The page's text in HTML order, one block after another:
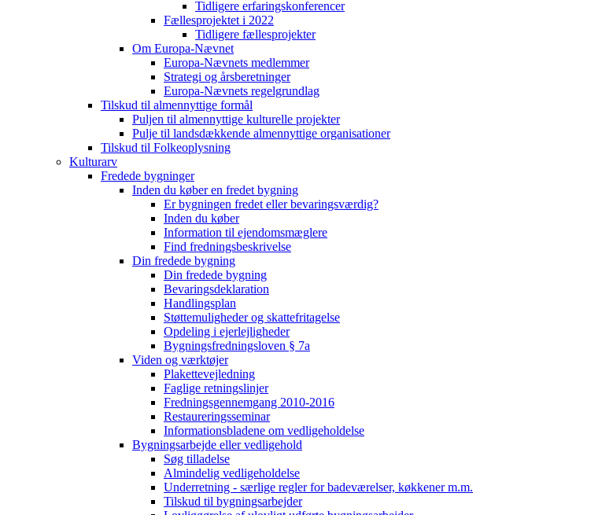
Tidligere erfaringskonferencer
Fællesprojektet i 2022
Tidligere fællesprojekter
Om Europa-Nævnet
Europa-Nævnets medlemmer
Strategi og årsberetninger
Europa-Nævnets regelgrundlag
Tilskud til almennyttige formål
Puljen til almennyttige kulturelle projekter
Pulje til landsdækkende almennyttige organisationer
Tilskud til Folkeoplysning
Kulturarv
Fredede bygninger
Inden du køber en fredet bygning
Er bygningen fredet eller bevaringsværdig?
Inden du køber
Information til ejendomsmæglere
Find fredningsbeskrivelse
Din fredede bygning
Din fredede bygning
Bevaringsdeklaration
Handlingsplan
Støttemuligheder og skattefritagelse
Opdeling i ejerlejligheder
Bygningsfredningsloven § 7a
Viden og værktøjer
Plakettevejledning
Faglige retningslinjer
Fredningsgennemgang 2010-2016
Restaureringsseminar
Informationsbladene om vedligeholdelse
Bygningsarbejde eller vedligehold
Søg tilladelse
Almindelig vedligeholdelse
Underretning - særlige regler for badeværelser, køkkener m.m.
Tilskud til bygningsarbejder